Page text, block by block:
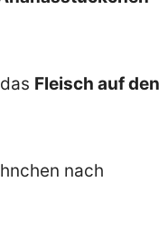
Fleisch auf den
nach